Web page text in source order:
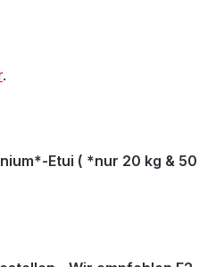
.
Etui ( *nur 20 kg &